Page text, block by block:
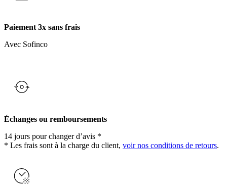
Paiement 3x sans frais
Avec Sofinco
Échanges ou remboursements
14 jours pour changer d’avis *
* Les frais sont à la charge du client, voir nos conditions de retours.